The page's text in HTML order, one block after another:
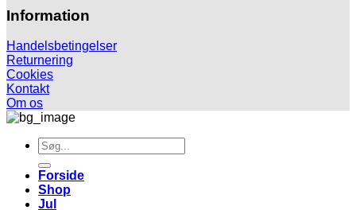
Information
Handelsbetingelser
Returnering
Cookies
Kontakt
Om os
Søg
efter:
Forside
Shop
Jul